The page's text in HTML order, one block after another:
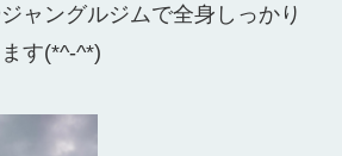
ャングルジムで全身しっかり
す(*^-^*)